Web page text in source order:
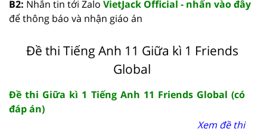
B2: Nhắn tin tới Zalo VietJack Official - nhấn vào đây
để thông báo và nhận giáo án
Đề thi Tiếng Anh 11 Giữa kì 1 Friends
Global
Đề thi Giữa kì 1 Tiếng Anh 11 Friends Global (có
đáp án)
Xem đề thi